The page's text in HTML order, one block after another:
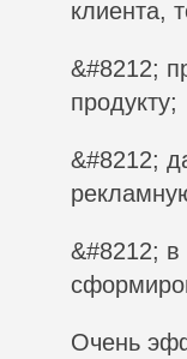
клиента,
&#8212;
продукту;
&#8212;
&#8212; в
Очень